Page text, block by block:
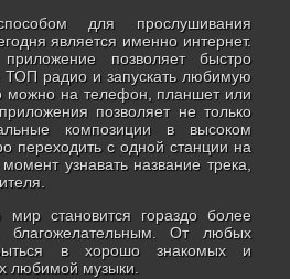
для прослушивания
является именно интернет.
позволяет быстро
ТОП радио и запускать любимую
можно на телефон, планшет или
позволяет не только
композиции в высоком
переходить с одной станции на
узнавать название трека,
становится гораздо более
От любых
в хорошо знакомых и
любимой музыки.